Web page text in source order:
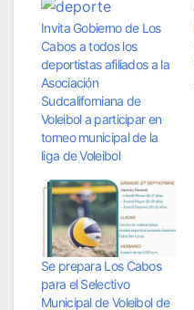
Invita Gobierno de Los
Cabos a todos los
deportistas afiliados a la
Asociación
Sudcaliforniana de
Voleibol a participar en
torneo municipal de la
liga de Voleibol
Se prepara Los Cabos
para el Selectivo
Municipal de Voleibol de